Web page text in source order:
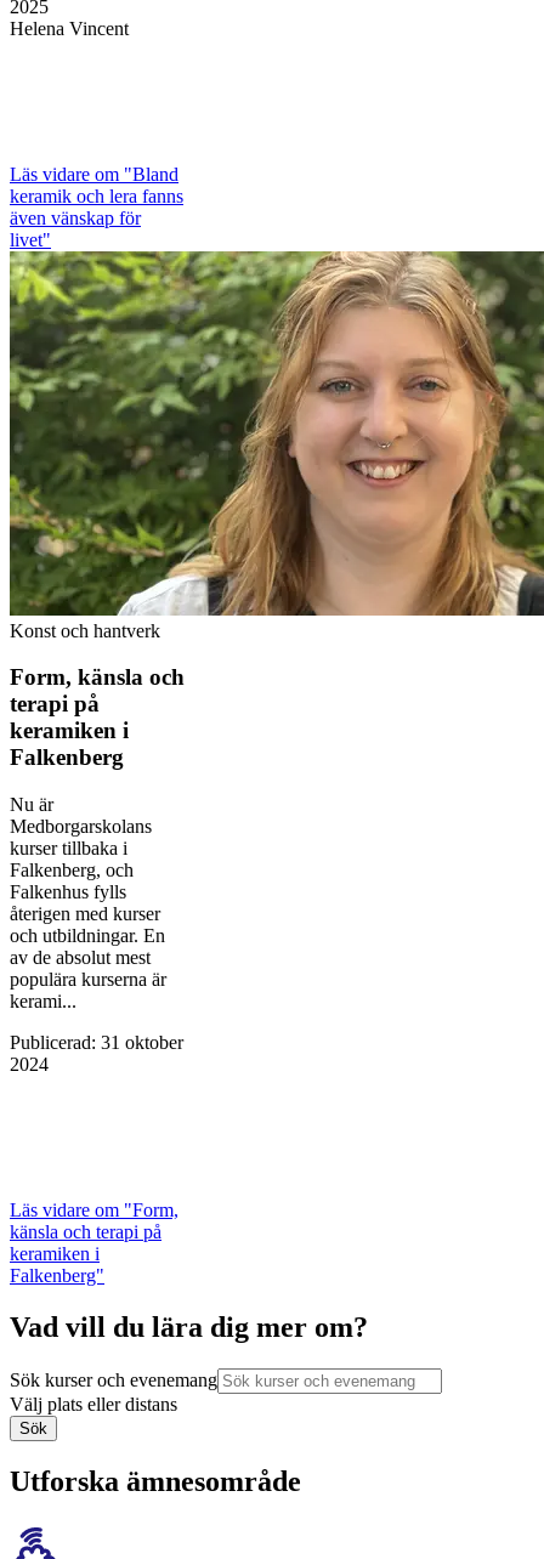
2025
Helena Vincent
Läs vidare om "Bland
keramik och lera fanns
även vänskap för
livet"
Konst och hantverk
Form, känsla och
terapi på
keramiken i
Falkenberg
Nu är
Medborgarskolans
kurser tillbaka i
Falkenberg, och
Falkenhus fylls
återigen med kurser
och utbildningar. En
av de absolut mest
populära kurserna är
kerami...
Publicerad: 31 oktober
2024
Läs vidare om "Form,
känsla och terapi på
keramiken i
Falkenberg"
Vad vill du lära dig mer om?
Sök kurser och evenemang
Välj plats eller distans
Sök
Utforska ämnesområde